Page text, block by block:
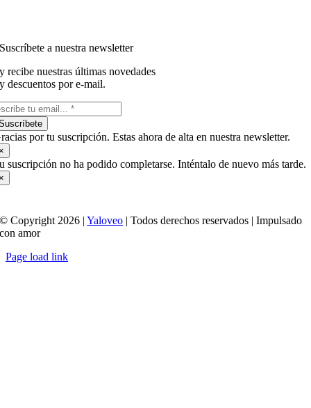
Suscríbete a nuestra newsletter
y recibe nuestras últimas novedades
y descuentos por e-mail.
por tu suscripción. Estas ahora de alta en nuestra newsletter.
suscripción no ha podido completarse. Inténtalo de nuevo más tarde.
© Copyright 2026 |Yaloveo | Todos derechos reservados | Impulsado
con amor
Page load link